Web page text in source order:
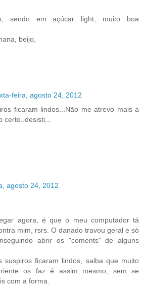
sendo em açúcar light, muito boa
beijo,
feira, agosto 24, 2012
ficaram lindos...Não me atrevo mais a
certo..desisti...
agosto 24, 2012
agora, é que o meu computador tá
mim, rsrs. O danado travou geral e só
abrir os "coments" de alguns
suspiros ficaram lindos, saiba que muito
os faz é assim mesmo, sem se
com a forma.